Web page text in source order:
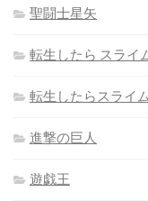
聖闘士星矢
転生したら スライ
転生したらスライ
進撃の巨人
遊戯王